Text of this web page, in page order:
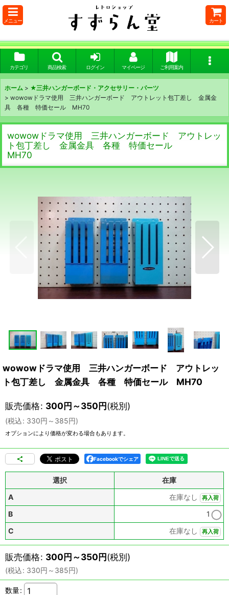
メニュー カート
カテゴリ 商品検索 ログイン マイページ ご利用案内
ホーム > ★三井ハンガーボード・アクセサリー・パーツ
> wowowドラマ使用 三井ハンガーボード アウトレット包丁差し 金属金
具 各種 特価セール MH70
wowowドラマ使用 三井ハンガーボード アウトレッ
ト包丁差し 金属金具 各種 特価セール
MH70
wowowドラマ使用 三井ハンガーボード アウトレッ
ト包丁差し 金属金具 各種 特価セール MH70
販売価格: 300円～350円(税別)
(税込: 330円 ～385円)
オプションにより価格が変わる場合もあります。
Facebookでシェア
選択
在庫
A
在庫なし 再入荷
B
1
C
在庫なし 再入荷
販売価格: 300円～350円(税別)
(税込: 330円 ～385円)
数量: